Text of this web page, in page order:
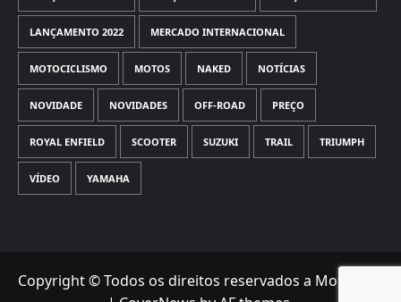
LANÇAMENTO 2022 MERCADO INTERNACIONAL
MOTOCICLISMO MOTOS NAKED NOTÍCIAS
NOVIDADE NOVIDADES OFF-ROAD PREÇO
ROYAL ENFIELD SCOOTER SUZUKI TRAIL TRIUMPH
VÍDEO YAMAHA
Copyright © Todos os direitos reservados a Motorede